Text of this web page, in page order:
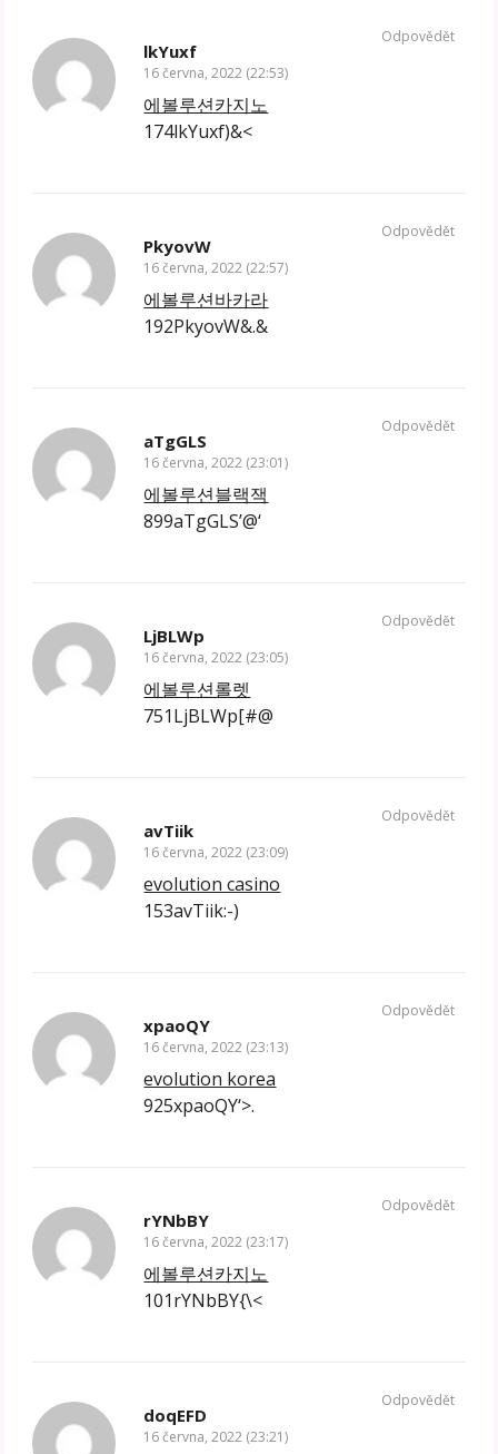
lkYuxf
16 června, 2022 (22:53)
에볼루션카지노
174lkYuxf)&<
Odpovědět
PkyovW
16 června, 2022 (22:57)
에볼루션바카라
192PkyovW&.&
Odpovědět
aTgGLS
16 června, 2022 (23:01)
에볼루션블랙잭
899aTgGLS’@‘
Odpovědět
LjBLWp
16 června, 2022 (23:05)
에볼루션롤렛
751LjBLWp[#@
Odpovědět
avTiik
16 června, 2022 (23:09)
evolution casino
153avTiik:-)
Odpovědět
xpaoQY
16 června, 2022 (23:13)
evolution korea
925xpaoQY‘>.
Odpovědět
rYNbBY
16 června, 2022 (23:17)
에볼루션카지노
101rYNbBY{\<
Odpovědět
doqEFD
16 června, 2022 (23:21)
Odpovědět